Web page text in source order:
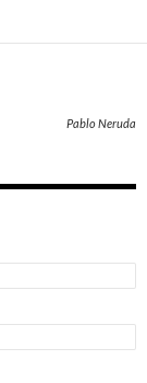
Pablo Neruda